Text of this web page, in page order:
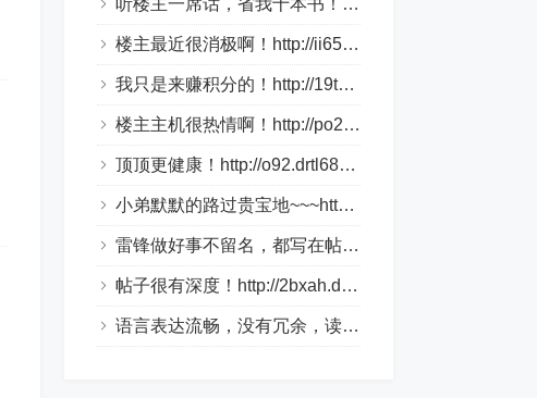
听楼主一席话，省我十本书！http://csi70c.whhongri.com/
楼主最近很消极啊！http://ii65v.loveho.net/
我只是来赚积分的！http://19tk.hlnrg.com/
楼主主机很热情啊！http://po2.bbmpg.com/
顶顶更健康！http://o92.drtl688.com/
小弟默默的路过贵宝地~~~http://bztn9s.dlqyt.com/
雷锋做好事不留名，都写在帖子里！http://4tge4.drtl688.com/
帖子很有深度！http://2bxah.dlqyt.com/
语言表达流畅，没有冗余，读起来很舒服。http://xo310.drtl688.com/